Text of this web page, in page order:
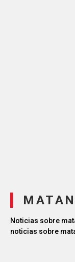
Noticias sobre
noticias sobre